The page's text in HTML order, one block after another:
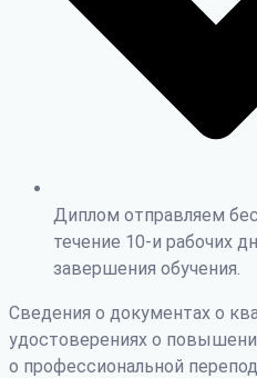
Диплом отправляем
течение 10-и рабочих
завершения обучения.
Сведения о документах о
удостоверениях о
о профессиональной